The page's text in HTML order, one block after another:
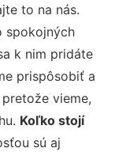
to na nás.
spokojných
k nim pridáte
prispôsobiť a
vieme,
Koľko stojí
sú aj